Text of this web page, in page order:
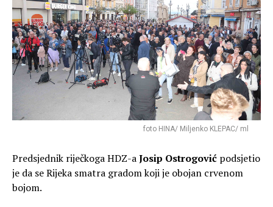
foto HINA/ Miljenko KLEPAC/ ml
Predsjednik riječkoga HDZ-aJosip Ostrogović podsjetio
je da se Rijeka smatra gradom koji je obojan crvenom
bojom.